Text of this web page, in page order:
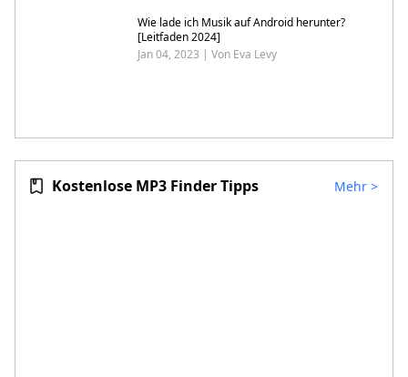
Wie lade ich Musik auf Android herunter?
[Leitfaden 2024]
Jan 04, 2023 | Von Eva Levy
Kostenlose MP3 Finder Tipps Mehr >